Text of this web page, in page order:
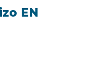
EN